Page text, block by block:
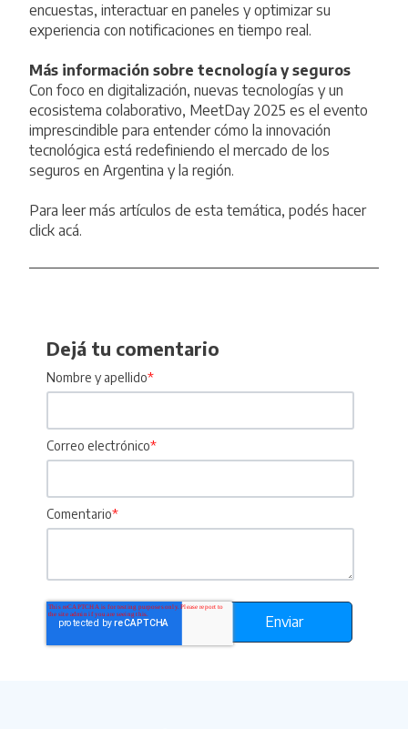
encuestas, interactuar en paneles y optimizar su
experiencia con notificaciones en tiempo real.
Más información sobre tecnología y seguros
Con foco en digitalización, nuevas tecnologías y un
ecosistema colaborativo, MeetDay 2025 es el evento
imprescindible para entender cómo la innovación
tecnológica está redefiniendo el mercado de los
seguros en Argentina y la región.
Para leer más artículos de esta temática, podés hacer
click acá.
Dejá tu comentario
Nombre y apellido*
Correo electrónico*
Comentario*